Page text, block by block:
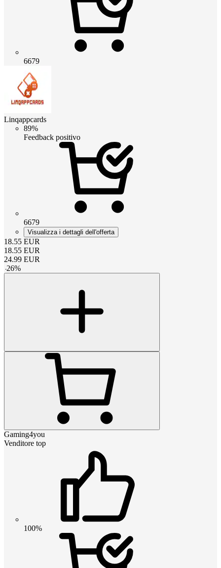
6679
Linqappcards
89%
Feedback positivo
6679
Visualizza i dettagli dell'offerta
18.55 EUR
18.55 EUR
24.99 EUR
-26%
Gaming4you
Venditore top
100%